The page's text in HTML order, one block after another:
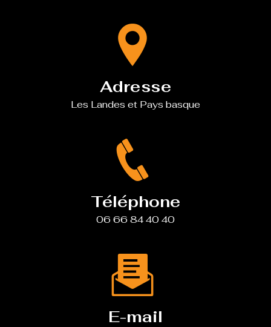
Adresse
Les Landes et Pays basque
Téléphone
06 66 84 40 40
E-mail